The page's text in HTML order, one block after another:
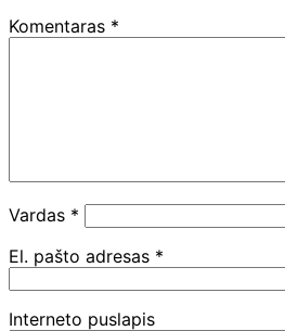
Komentaras *
Vardas *
El. pašto adresas *
Interneto puslapis